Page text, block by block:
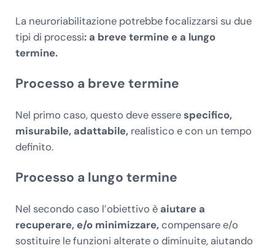
La neuroriabilitazione potrebbe focalizzarsi su due
tipi di processi: a breve termine e a lungo
termine.
Processo a breve termine
Nel primo caso, questo deve esserespecifico,
misurabile, adattabile,realistico e con un tempo
definito.
Processo a lungo termine
Nel secondo caso l’obiettivo è aiutare a
recuperare, e/o minimizzare,compensare e/o
sostituire le funzioni alterate o diminuite, aiutando